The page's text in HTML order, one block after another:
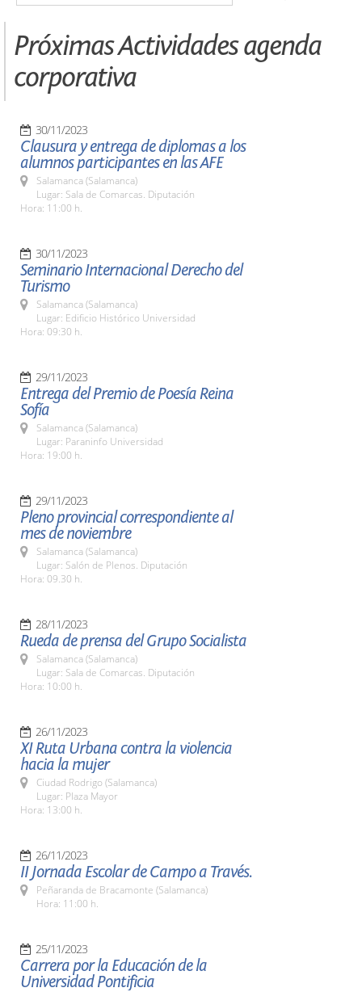
Próximas Actividades agenda
corporativa
30/11/2023
Clausura y entrega de diplomas a los
alumnos participantes en las AFE
Salamanca (Salamanca)
Lugar: Sala de Comarcas. Diputación
Hora: 11:00 h.
30/11/2023
Seminario Internacional Derecho del
Turismo
Salamanca (Salamanca)
Lugar: Edificio Histórico Universidad
Hora: 09:30 h.
29/11/2023
Entrega del Premio de Poesía Reina
Sofía
Salamanca (Salamanca)
Lugar: Paraninfo Universidad
Hora: 19:00 h.
29/11/2023
Pleno provincial correspondiente al
mes de noviembre
Salamanca (Salamanca)
Lugar: Salón de Plenos. Diputación
Hora: 09.30 h.
28/11/2023
Rueda de prensa del Grupo Socialista
Salamanca (Salamanca)
Lugar: Sala de Comarcas. Diputación
Hora: 10:00 h.
26/11/2023
XI Ruta Urbana contra la violencia
hacia la mujer
Ciudad Rodrigo (Salamanca)
Lugar: Plaza Mayor
Hora: 13:00 h.
26/11/2023
II Jornada Escolar de Campo a Través.
Peñaranda de Bracamonte (Salamanca)
Hora: 11:00 h.
25/11/2023
Carrera por la Educación de la
Universidad Pontificia